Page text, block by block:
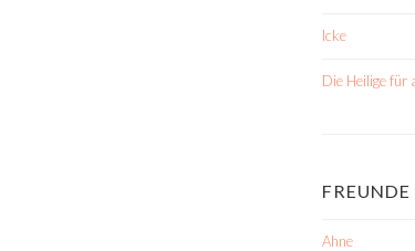
Icke
Die Heilige für
Ahne